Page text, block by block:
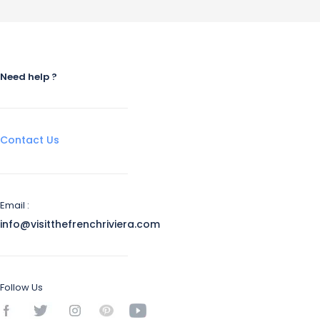
Need help ?
Contact Us
Email :
info@visitthefrenchriviera.com
Follow Us